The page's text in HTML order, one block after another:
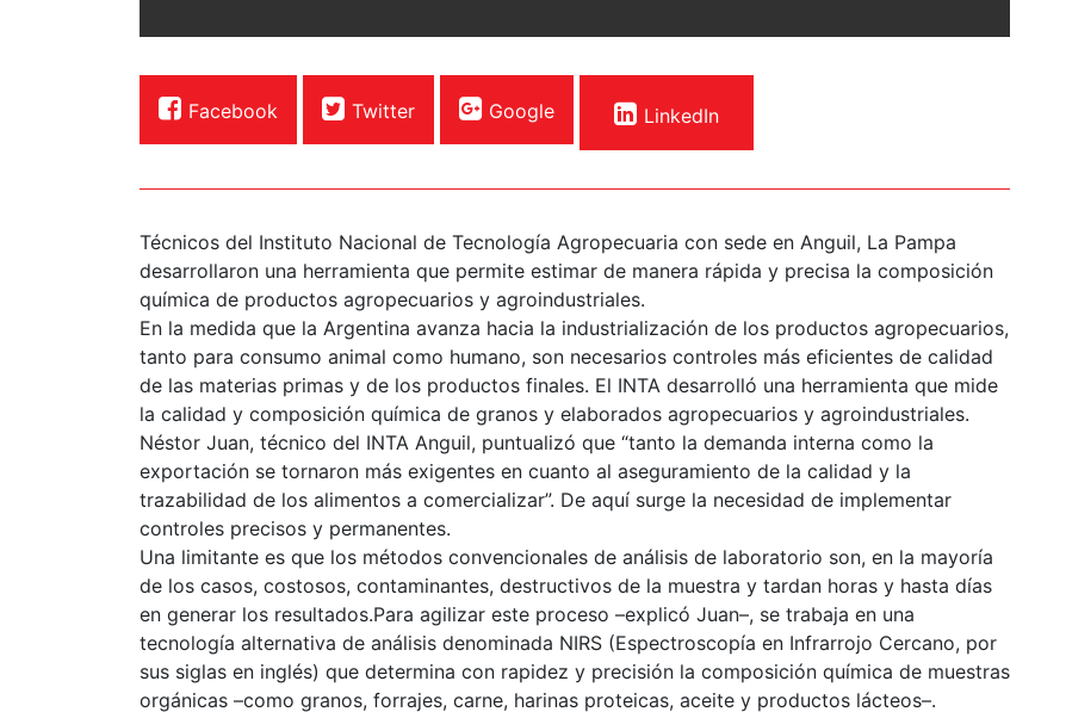
Facebook Twitter Google LinkedIn
Técnicos del Instituto Nacional de Tecnología Agropecuaria con sede en Anguil, La Pampa
desarrollaron una herramienta que permite estimar de manera rápida y precisa la composición
química de productos agropecuarios y agroindustriales.
En la medida que la Argentina avanza hacia la industrialización de los productos agropecuarios,
tanto para consumo animal como humano, son necesarios controles más eficientes de calidad
de las materias primas y de los productos finales. El INTA desarrolló una herramienta que mide
la calidad y composición química de granos y elaborados agropecuarios y agroindustriales.
Néstor Juan, técnico del INTA Anguil, puntualizó que “tanto la demanda interna como la
exportación se tornaron más exigentes en cuanto al aseguramiento de la calidad y la
trazabilidad de los alimentos a comercializar”. De aquí surge la necesidad de implementar
controles precisos y permanentes.
Una limitante es que los métodos convencionales de análisis de laboratorio son, en la mayoría
de los casos, costosos, contaminantes, destructivos de la muestra y tardan horas y hasta días
en generar los resultados.Para agilizar este proceso –explicó Juan–, se trabaja en una
tecnología alternativa de análisis denominada NIRS (Espectroscopía en Infrarrojo Cercano, por
sus siglas en inglés) que determina con rapidez y precisión la composición química de muestras
orgánicas –como granos, forrajes, carne, harinas proteicas, aceite y productos lácteos–.